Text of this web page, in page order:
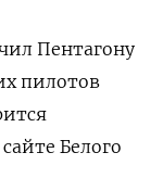
Пентагону
пилотов
Белого